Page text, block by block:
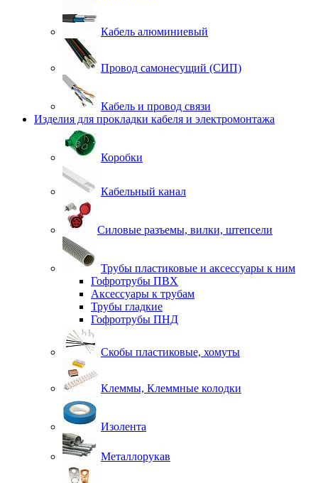
Кабель алюминиевый
Провод самонесущий (СИП)
Кабель и провод связи
Изделия для прокладки кабеля и электромонтажа
Коробки
Кабельный канал
Силовые разъемы, вилки, штепсели
Трубы пластиковые и аксессуары к ним
Гофротрубы ПВХ
Аксессуары к трубам
Трубы гладкие
Гофротрубы ПНД
Скобы пластиковые, хомуты
Клеммы, Клеммные колодки
Изолента
Металлорукав